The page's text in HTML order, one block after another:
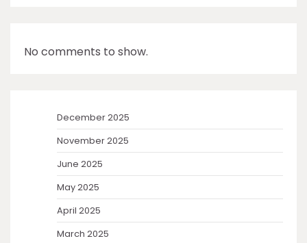
No comments to show.
December 2025
November 2025
June 2025
May 2025
April 2025
March 2025